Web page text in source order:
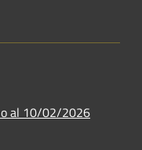
al 10/02/2026